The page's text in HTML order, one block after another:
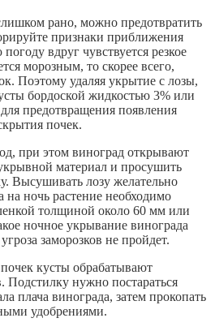
рано, можно предотвратить
признаки приближения
вдруг чувствуется резкое
морозным, то скорее всего,
Поэтому удаляя укрытие с лозы,
бордоской жидкостью 3% или
предотвращения появления
почек.
при этом виноград открывают
материал и просушить
Высушивать лозу желательно
на ночь растение необходимо
толщиной около 60 мм или
ночное укрывание винограда
заморозков не пройдет.
кусты обрабатывают
Подстилку нужно постараться
плача винограда, затем прокопать
удобрениями.